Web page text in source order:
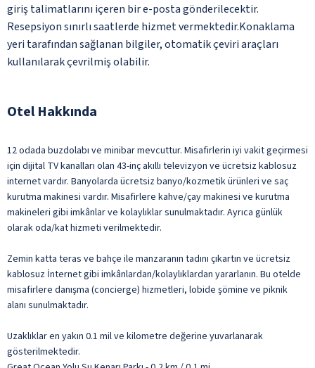
giriş talimatlarını içeren bir e-posta gönderilecektir.
Resepsiyon sınırlı saatlerde hizmet vermektedir.Konaklama
yeri tarafından sağlanan bilgiler, otomatik çeviri araçları
kullanılarak çevrilmiş olabilir.
Otel Hakkında
12 odada buzdolabı ve minibar mevcuttur. Misafirlerin iyi vakit geçirmesi
için dijital TV kanalları olan 43-inç akıllı televizyon ve ücretsiz kablosuz
internet vardır. Banyolarda ücretsiz banyo/kozmetik ürünleri ve saç
kurutma makinesi vardır. Misafirlere kahve/çay makinesi ve kurutma
makineleri gibi imkânlar ve kolaylıklar sunulmaktadır. Ayrıca günlük
olarak oda/kat hizmeti verilmektedir.
Zemin katta teras ve bahçe ile manzaranın tadını çıkartın ve ücretsiz
kablosuz İnternet gibi imkânlardan/kolaylıklardan yararlanın. Bu otelde
misafirlere danışma (concierge) hizmetleri, lobide şömine ve piknik
alanı sunulmaktadır.
Uzaklıklar en yakın 0.1 mil ve kilometre değerine yuvarlanarak
gösterilmektedir.